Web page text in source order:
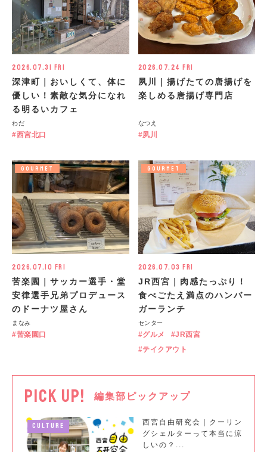
2026.07.31 Fri
深津町｜おいしくて、体に
優しい！素敵な気分になれ
る明るいカフェ
わだ
西宮北口
2026.07.24 Fri
夙川｜揚げたての唐揚げを
楽しめる唐揚げ専門店
なつえ
夙川
GOURMET
2026.07.10 Fri
苦楽園｜サッカー選手・堂
安律選手兄弟プロデュース
のドーナツ屋さん
まなみ
苦楽園口
GOURMET
2026.07.03 Fri
JR西宮｜肉感たっぷり！
食べごたえ満点のハンバー
ガーランチ
センター
グルメ
JR西宮
テイクアウト
PICK UP! 編集部ピックアップ
CULTURE
西宮自由研究会｜クーリン
グシェルターって本当に涼
しいの？...